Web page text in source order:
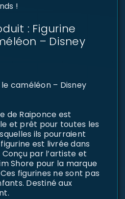
!
: Figurine
– Disney
caméléon – Disney
de Raiponce est
et prêt pour toutes les
ils pourraient
est livrée dans
par l’artiste et
Shore pour la marque
figurines ne sont pas
Destiné aux